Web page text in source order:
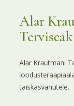
Alar
Alar Krautmani
täiskasvanutele.